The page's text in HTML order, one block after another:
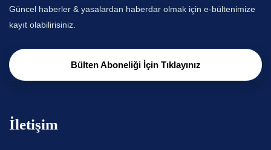
Güncel haberler & yasalardan haberdar olmak için e-bültenimize
kayıt olabilirisiniz.
Bülten Aboneliği İçin Tıklayınız
İletişim